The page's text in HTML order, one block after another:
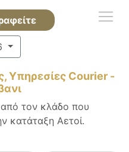
Υπηρεσίες Courier -
από τον κλάδο που
κατάταξη Αετοί.